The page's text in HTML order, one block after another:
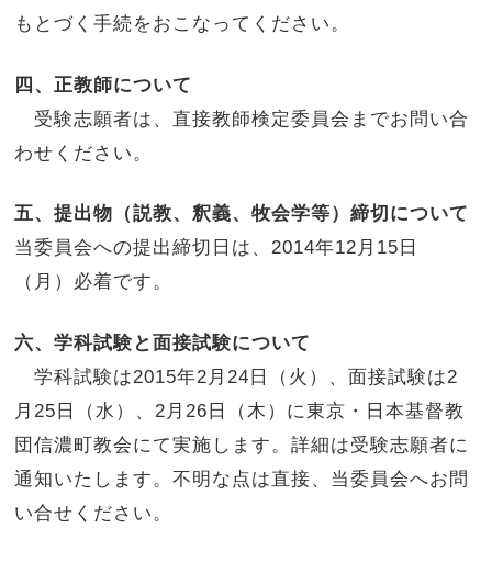
もとづく手続をおこなってください。
四、正教師について
受験志願者は、直接教師検定委員会までお問い合
わせください。
五、提出物（説教、釈義、牧会学等）締切について
当委員会への提出締切日は、2014年12月15日
（月）必着です。
六、学科試験と面接試験について
学科試験は2015年2月24日（火）、面接試験は2
月25日（水）、2月26日（木）に東京・日本基督教
団信濃町教会にて実施します。詳細は受験志願者に
通知いたします。不明な点は直接、当委員会へお問
い合せください。